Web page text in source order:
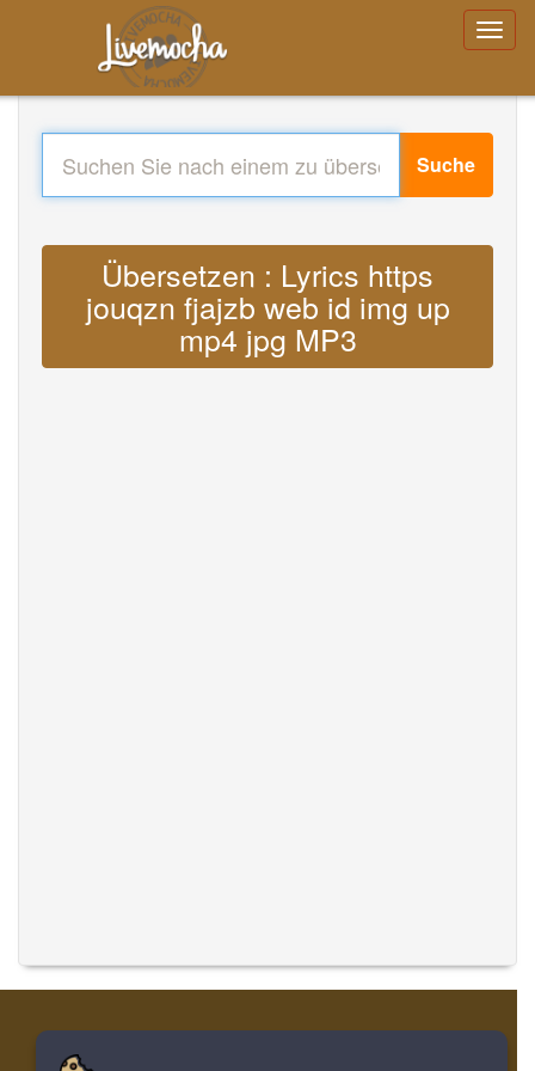
Suche
Übersetzen : Lyrics https
jouqzn fjajzb web id img up
mp4 jpg MP3